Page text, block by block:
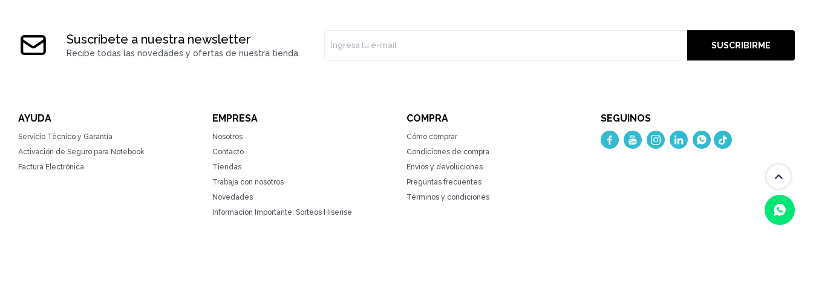
Suscríbete a nuestra newsletter
Recibe todas las novedades y ofertas de nuestra tienda.
SUSCRIBIRME
AYUDA
Servicio Técnico y Garantía
Activación de Seguro para Notebook
Factura Electrónica
EMPRESA
Nosotros
Contacto
Tiendas
Trabaja con nosotros
Novedades
Información Importante: Sorteos Hisense
COMPRA
Cómo comprar
Condiciones de compra
Envíos y devoluciones
Preguntas frecuentes
Términos y condiciones
SEGUINOS
    